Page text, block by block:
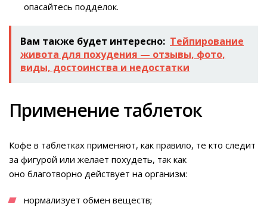
опасайтесь подделок.
Вам также будет интересно: Тейпирование
живота для похудения — отзывы, фото,
виды, достоинства и недостатки
Применение таблеток
Кофе в таблетках применяют, как правило, те кто следит
за фигурой или желает похудеть, так как
оно благотворно действует на организм:
нормализует обмен веществ;